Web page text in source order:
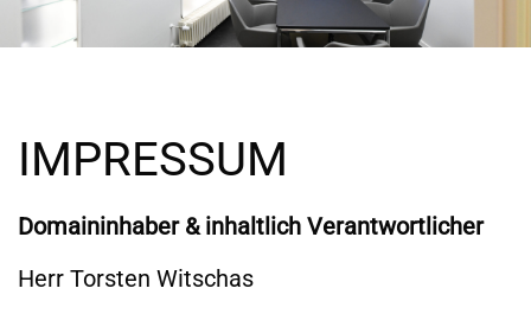
IMPRESSUM
Domaininhaber & inhaltlich Verantwortlicher
Herr Torsten Witschas